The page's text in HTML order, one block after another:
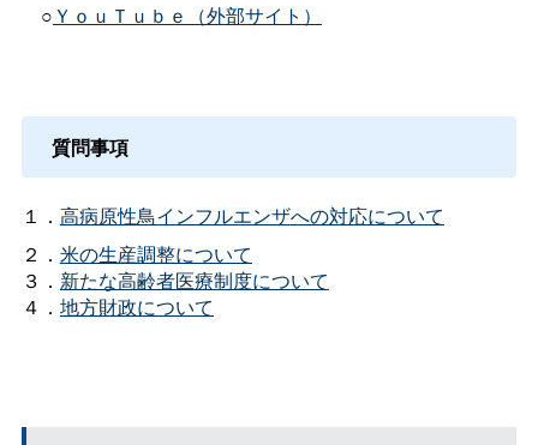
○ＹｏｕＴｕｂｅ（外部サイト）
質問事項
１． 高病原性鳥インフルエンザへの対応について
２． 米の生産調整について
３． 新たな高齢者医療制度について
４． 地方財政について